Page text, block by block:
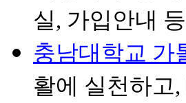
실, 가입안내
충남대학교 가
활에 실천하고